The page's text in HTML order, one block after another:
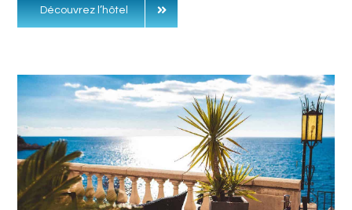
Découvrez l’hôtel